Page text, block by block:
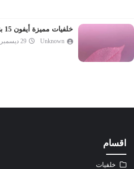
خلفيات مميزة أيفون 15 بناتي
Unknown 29 ديسمبر 2023
اقسام
خلفيات